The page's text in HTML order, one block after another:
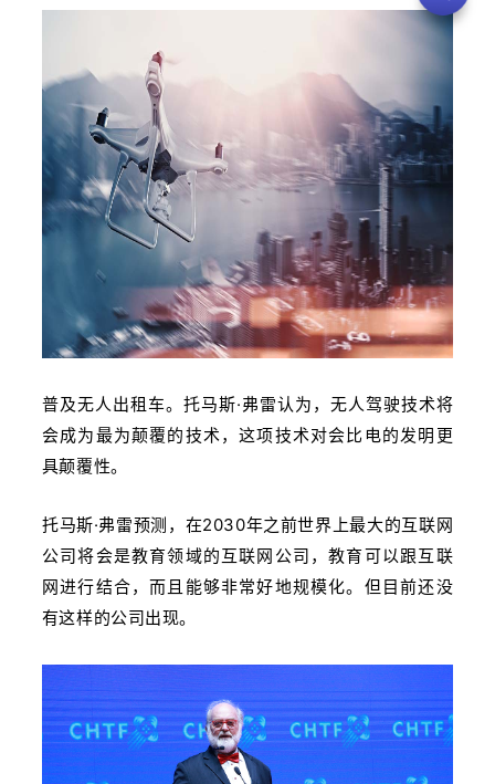
普及无人出租车。托马斯·弗雷认为，无人驾驶技术将
会成为最为颠覆的技术，这项技术对会比电的发明更
具颠覆性。
托马斯·弗雷预测，在2030年之前世界上最大的互联网
公司将会是教育领域的互联网公司，教育可以跟互联
网进行结合，而且能够非常好地规模化。
但目前还没
有这样的公司出现。